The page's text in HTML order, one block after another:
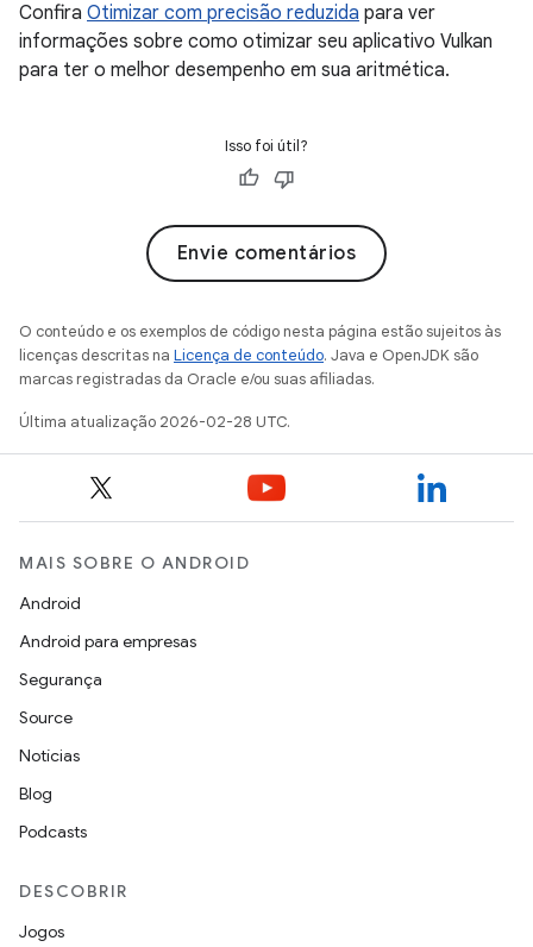
Confira Otimizar com precisão reduzida para ver
informações sobre como otimizar seu aplicativo Vulkan
para ter o melhor desempenho em sua aritmética.
Isso foi útil?
Envie comentários
O conteúdo e os exemplos de código nesta página estão sujeitos às
licenças descritas na Licença de conteúdo. Java e OpenJDK são
marcas registradas da Oracle e/ou suas afiliadas.
Última atualização 2026-02-28 UTC.
MAIS SOBRE O ANDROID
Android
Android para empresas
Segurança
Source
Notícias
Blog
Podcasts
DESCOBRIR
Jogos